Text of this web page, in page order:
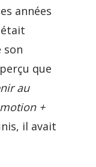
années
son
que
au
+
il avait